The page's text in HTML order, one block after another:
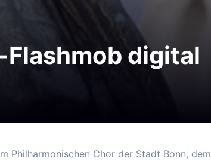
Flashmob digital
Philharmonischen Chor der Stadt Bonn, dem